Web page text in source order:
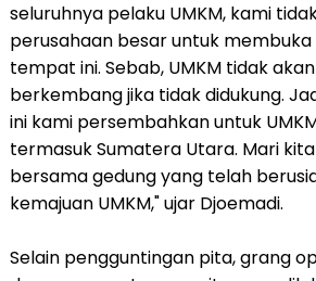
seluruhnya pelaku UMKM, kami
perusahaan besar untuk membuka
tempat ini. Sebab, UMKM tidak
berkembang jika tidak didukung.
ini kami persembahkan untuk
termasuk Sumatera Utara. Mari
bersama gedung yang telah berusia
kemajuan UMKM," ujar Djoemadi.
Selain pengguntingan pita, grang